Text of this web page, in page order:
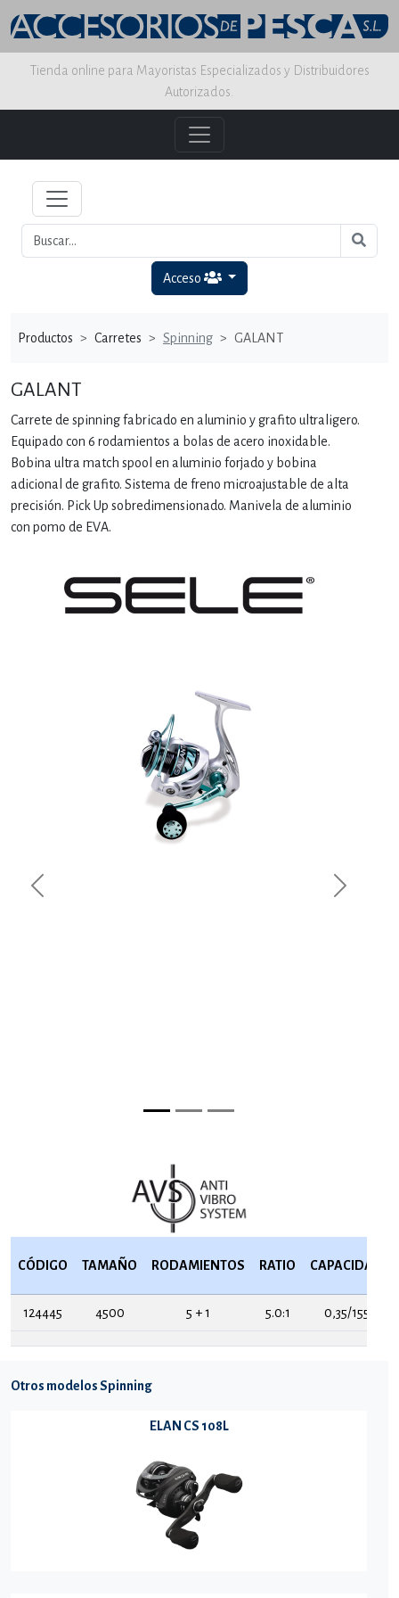
Tienda online para Mayoristas Especializados y Distribuidores
Autorizados.
Acceso
Productos Carretes Spinning GALANT
GALANT
Carrete de spinning fabricado en aluminio y grafito ultraligero.
Equipado con 6 rodamientos a bolas de acero inoxidable.
Bobina ultra match spool en aluminio forjado y bobina
adicional de grafito. Sistema de freno microajustable de alta
precisión. Pick Up sobredimensionado. Manivela de aluminio
con pomo de EVA.
Previous Next
CÓDIGO TAMAÑO RODAMIENTOS RATIO CAPACIDAD
124445 4500 5 + 1 5.0:1 0,35/155
Otros modelos Spinning
ELAN CS 108L